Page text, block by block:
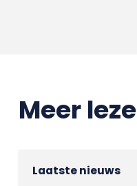
Meer
Laatste nieuws